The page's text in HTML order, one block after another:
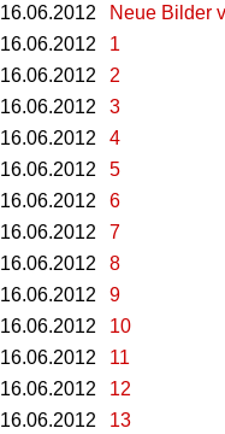
16.06.2012
Neue Bilder
16.06.2012
1
16.06.2012
2
16.06.2012
3
16.06.2012
4
16.06.2012
5
16.06.2012
6
16.06.2012
7
16.06.2012
8
16.06.2012
9
16.06.2012
10
16.06.2012
11
16.06.2012
12
16.06.2012
13